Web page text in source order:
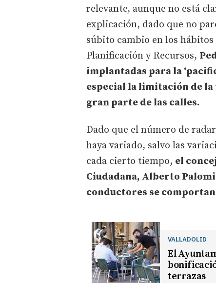
relevante, aunque no está
explicación, dado que no
súbito cambio en los
Planificación y Recursos,
implantadas para la
especial la limitación de
gran parte de las calles.
Dado que el número de
haya variado, salvo las
cada cierto tiempo, el
Ciudadana, Alberto
conductores se
VALLADOLID
El
terrazas